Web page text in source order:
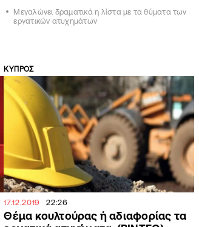
Μεγαλώνει δραματικά η λίστα με τα θύματα των
εργατικών ατυχημάτων
ΚΥΠΡΟΣ
17.12.2019 22:26
Θέμα κουλτούρας ή αδιαφορίας τα